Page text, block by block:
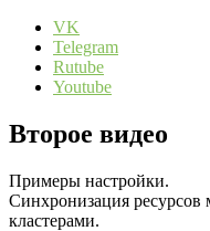
VK
Telegram
Rutube
Youtube
Второе видео
Примеры настройки.
Синхронизация
кластерами.